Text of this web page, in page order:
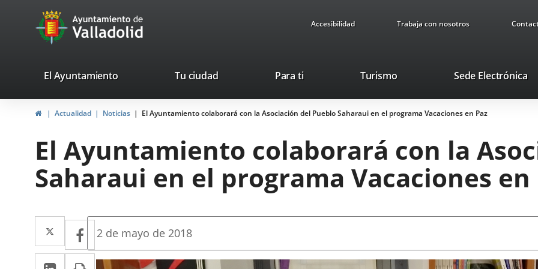
Portal
Web
Ayuntamiento
de
Accesibilidad Trabaja con nosotros
valladolid.es
El Ayuntamiento Tu ciudad Para ti TurismoThis
will
open
pop-
window.
Sede Electrónica
HomeActualidad Noticias El Ayuntamiento colaborará con la Asociación del Pueblo Saharaui en el programa Vacaciones en Paz
El Ayuntamiento colaborará con la
Saharaui en el programa Vacaciones en
Twitter
Enlace
a
Facebook
Enlace
a
Linkedin
EnlacePrint
Fecha
la
noticia
2 de mayo de 2018